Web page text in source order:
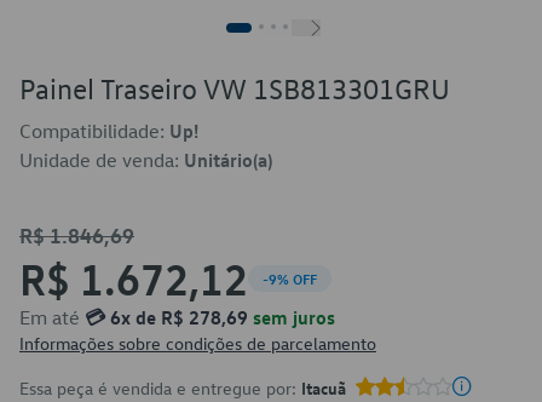
Painel Traseiro VW 1SB813301GRU
Compatibilidade: Up!
Unidade de venda: Unitário(a)
R$ 1.846,69
R$ 1.672,12 -9% OFF
Em até 💳 6x de R$ 278,69 sem juros
Informações sobre condições de parcelamento
Essa peça é vendida e entregue por: Itacuã